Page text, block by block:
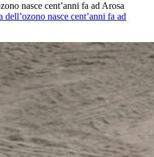
nasce cent’anni fa ad Arosa
nasce cent’anni fa ad